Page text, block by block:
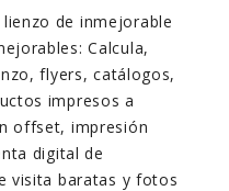
de inmejorable
Calcula,
flyers, catálogos,
impresos a
offset, impresión
digital de
visita baratas y fotos